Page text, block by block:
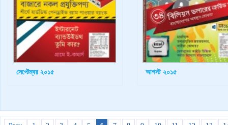
সেপ্টেম্বর ২০১৫ আগস্ট ২০১৫